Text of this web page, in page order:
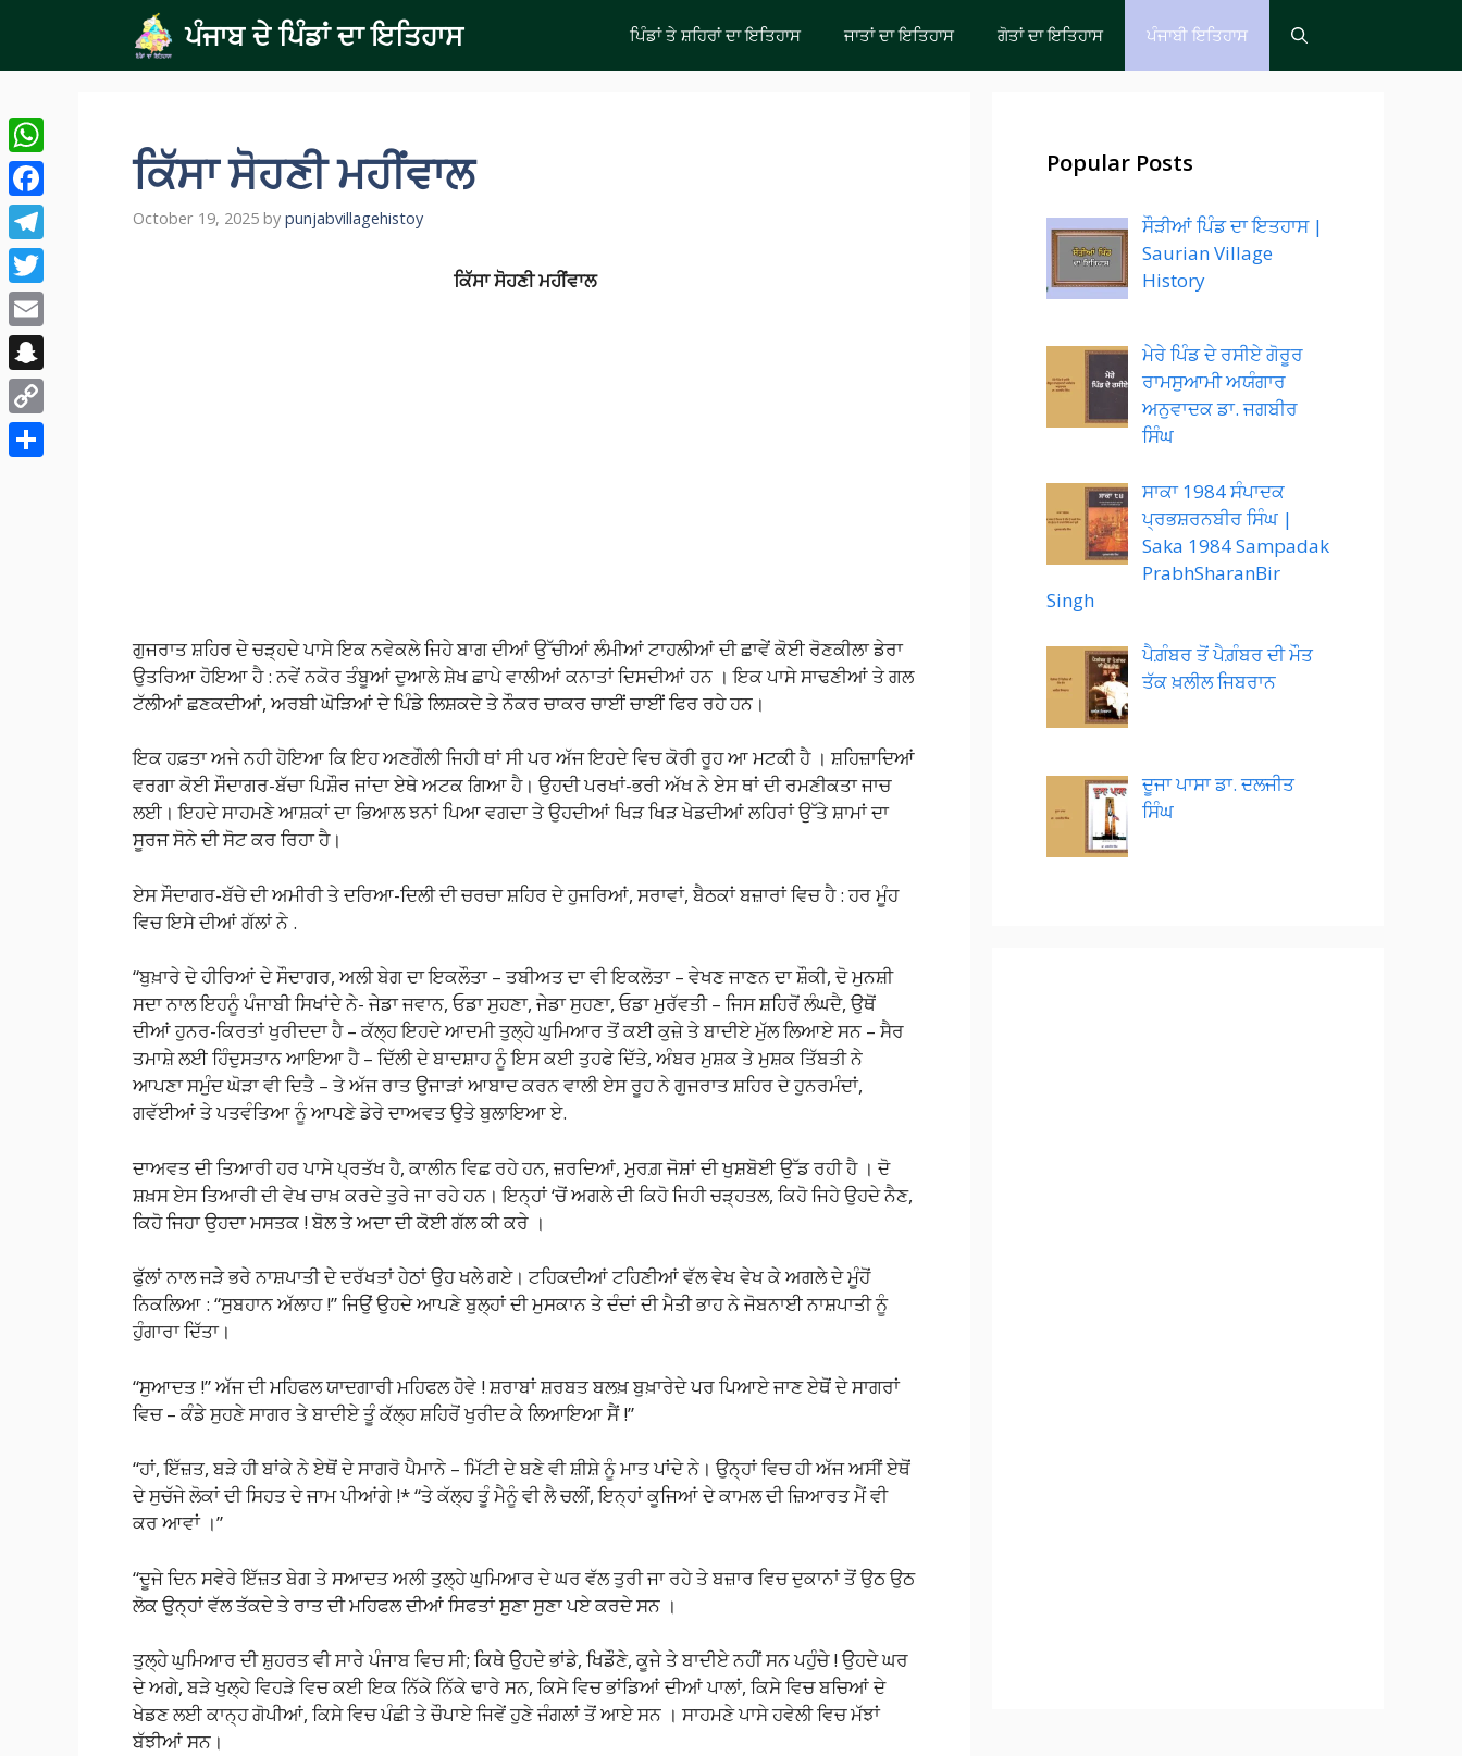
content
ਪੰਜਾਬ ਦੇ ਪਿੰਡਾਂ ਦਾ ਇਤਿਹਾਸ ਪਿੰਡਾਂ ਤੇ ਸ਼ਹਿਰਾਂ ਦਾ ਇਤਿਹਾਸ ਜਾਤਾਂ ਦਾ ਇਤਿਹਾਸ ਗੋਤਾਂ ਦਾ ਇਤਿਹਾਸ ਪੰਜਾਬੀ ਇਤਿਹਾਸ
ਕਿੱਸਾ ਸੋਹਣੀ ਮਹੀਂਵਾਲ
October 19, 2025 by punjabvillagehistoy
ਕਿੱਸਾ ਸੋਹਣੀਮਹੀਂਵਾਲ
ਗੁਜਰਾਤ ਸ਼ਹਿਰ ਦੇ ਚੜ੍ਹਦੇ ਪਾਸੇ ਇਕ ਨਵੇਕਲੇ ਜਿਹੇ ਬਾਗ ਦੀਆਂ ਉੱਚੀਆਂ ਲੰਮੀਆਂ ਟਾਹਲੀਆਂ ਦੀ ਛਾਵੇਂ ਕੋਈ ਰੋਣਕੀਲਾ ਡੇਰਾ
ਉਤਰਿਆ ਹੋਇਆ ਹੈ : ਨਵੇਂ ਨਕੋਰ ਤੰਬੂਆਂ ਦੁਆਲੇ ਸ਼ੇਖ ਛਾਪੇ ਵਾਲੀਆਂ ਕਨਾਤਾਂ ਦਿਸਦੀਆਂ ਹਨ । ਇਕ ਪਾਸੇ ਸਾਢਣੀਆਂ ਤੇ ਗਲ
ਟੱਲੀਆਂ ਛਣਕਦੀਆਂ, ਅਰਬੀ ਘੋੜਿਆਂ ਦੇ ਪਿੰਡੇ ਲਿਸ਼ਕਦੇ ਤੇ ਨੌਕਰ ਚਾਕਰ ਚਾਈਂ ਚਾਈਂ ਫਿਰ ਰਹੇ ਹਨ।
ਇਕ ਹਫ਼ਤਾ ਅਜੇ ਨਹੀ ਹੋਇਆ ਕਿ ਇਹ ਅਣਗੌਲੀ ਜਿਹੀ ਥਾਂ ਸੀ ਪਰ ਅੱਜ ਇਹਦੇ ਵਿਚ ਕੋਰੀ ਰੂਹ ਆ ਮਟਕੀ ਹੈ । ਸ਼ਹਿਜ਼ਾਦਿਆਂ
ਵਰਗਾ ਕੋਈ ਸੌਦਾਗਰ-ਬੱਚਾ ਪਿਸ਼ੌਰ ਜਾਂਦਾ ਏਥੇ ਅਟਕ ਗਿਆ ਹੈ। ਉਹਦੀ ਪਰਖਾਂ-ਭਰੀ ਅੱਖ ਨੇ ਏਸ ਥਾਂ ਦੀ ਰਮਣੀਕਤਾ ਜਾਚ
ਲਈ। ਇਹਦੇ ਸਾਹਮਣੇ ਆਸ਼ਕਾਂ ਦਾ ਭਿਆਲ ਝਨਾਂ ਪਿਆ ਵਗਦਾ ਤੇ ਉਹਦੀਆਂ ਖਿੜ ਖਿੜ ਖੇਡਦੀਆਂ ਲਹਿਰਾਂ ਉੱਤੇ ਸ਼ਾਮਾਂ ਦਾ
ਸੂਰਜ ਸੋਨੇ ਦੀ ਸੋਟ ਕਰ ਰਿਹਾ ਹੈ।
ਏਸ ਸੌਦਾਗਰ-ਬੱਚੇ ਦੀ ਅਮੀਰੀ ਤੇ ਦਰਿਆ-ਦਿਲੀ ਦੀ ਚਰਚਾ ਸ਼ਹਿਰ ਦੇ ਹੁਜਰਿਆਂ, ਸਰਾਵਾਂ, ਬੈਠਕਾਂ ਬਜ਼ਾਰਾਂ ਵਿਚ ਹੈ : ਹਰ ਮੂੰਹ
ਵਿਚ ਇਸੇ ਦੀਆਂ ਗੱਲਾਂ ਨੇ .
“ਬੁਖ਼ਾਰੇ ਦੇ ਹੀਰਿਆਂ ਦੇ ਸੌਦਾਗਰ, ਅਲੀ ਬੇਗ ਦਾ ਇਕਲੌਤਾ – ਤਬੀਅਤ ਦਾ ਵੀ ਇਕਲੋਤਾ – ਵੇਖਣ ਜਾਣਨ ਦਾ ਸ਼ੌਕੀ, ਦੋ ਮੁਨਸ਼ੀ
ਸਦਾ ਨਾਲ ਇਹਨੂੰ ਪੰਜਾਬੀ ਸਿਖਾਂਦੇ ਨੇ- ਜੇਡਾ ਜਵਾਨ, ਓਡਾ ਸੁਹਣਾ, ਜੇਡਾ ਸੁਹਣਾ, ਓਡਾ ਮੁਰੱਵਤੀ – ਜਿਸ ਸ਼ਹਿਰੋਂ ਲੰਘਦੈ, ਉਥੋਂ
ਦੀਆਂ ਹੁਨਰ-ਕਿਰਤਾਂ ਖੁਰੀਦਦਾ ਹੈ – ਕੱਲ੍ਹ ਇਹਦੇ ਆਦਮੀ ਤੁਲ੍ਹੇ ਘੁਮਿਆਰ ਤੋਂ ਕਈ ਕੁਜ਼ੇ ਤੇ ਬਾਦੀਏ ਮੁੱਲ ਲਿਆਏ ਸਨ – ਸੈਰ
ਤਮਾਸ਼ੇ ਲਈ ਹਿੰਦੁਸਤਾਨ ਆਇਆ ਹੈ – ਦਿੱਲੀ ਦੇ ਬਾਦਸ਼ਾਹ ਨੂੰ ਇਸ ਕਈ ਤੁਹਫੇ ਦਿੱਤੇ, ਅੰਬਰ ਮੁਸ਼ਕ ਤੇ ਮੁਸ਼ਕ ਤਿੱਬਤੀ ਨੇ
ਆਪਣਾ ਸਮੁੰਦ ਘੋੜਾ ਵੀ ਦਿਤੈ – ਤੇ ਅੱਜ ਰਾਤ ਉਜਾੜਾਂ ਆਬਾਦ ਕਰਨ ਵਾਲੀ ਏਸ ਰੂਹ ਨੇ ਗੁਜਰਾਤ ਸ਼ਹਿਰ ਦੇ ਹੁਨਰਮੰਦਾਂ,
ਗਵੱਈਆਂ ਤੇ ਪਤਵੰਤਿਆ ਨੂੰ ਆਪਣੇ ਡੇਰੇ ਦਾਅਵਤ ਉਤੇ ਬੁਲਾਇਆ ਏ.
ਦਾਅਵਤ ਦੀ ਤਿਆਰੀ ਹਰ ਪਾਸੇ ਪ੍ਰਤੱਖ ਹੈ, ਕਾਲੀਨ ਵਿਛ ਰਹੇ ਹਨ, ਜ਼ਰਦਿਆਂ, ਮੁਰਗ਼ ਜੋਸ਼ਾਂ ਦੀ ਖੁਸ਼ਬੋਈ ਉੱਡ ਰਹੀ ਹੈ । ਦੋ
ਸ਼ਖ਼ਸ ਏਸ ਤਿਆਰੀ ਦੀ ਵੇਖ ਚਾਖ਼ ਕਰਦੇ ਤੁਰੇ ਜਾ ਰਹੇ ਹਨ। ਇਨ੍ਹਾਂ ‘ਚੋਂ ਅਗਲੇ ਦੀ ਕਿਹੋ ਜਿਹੀ ਚੜ੍ਹਤਲ, ਕਿਹੋ ਜਿਹੇ ਉਹਦੇ ਨੈਣ,
ਕਿਹੋ ਜਿਹਾ ਉਹਦਾ ਮਸਤਕ ! ਬੋਲ ਤੇ ਅਦਾ ਦੀ ਕੋਈ ਗੱਲ ਕੀ ਕਰੇ ।
ਫੁੱਲਾਂ ਨਾਲ ਜੜੇ ਭਰੇ ਨਾਸ਼ਪਾਤੀ ਦੇ ਦਰੱਖਤਾਂ ਹੇਠਾਂ ਉਹ ਖਲੇ ਗਏ। ਟਹਿਕਦੀਆਂ ਟਹਿਣੀਆਂ ਵੱਲ ਵੇਖ ਵੇਖ ਕੇ ਅਗਲੇ ਦੇ ਮੂੰਹੋਂ
ਨਿਕਲਿਆ : “ਸੁਬਹਾਨ ਅੱਲਾਹ !” ਜਿਉਂ ਉਹਦੇ ਆਪਣੇ ਬੁਲ੍ਹਾਂ ਦੀ ਮੁਸਕਾਨ ਤੇ ਦੰਦਾਂ ਦੀ ਮੈਤੀ ਭਾਹ ਨੇ ਜੋਬਨਾਈ ਨਾਸ਼ਪਾਤੀ ਨੂੰ
ਹੁੰਗਾਰਾ ਦਿੱਤਾ।
“ਸੁਆਦਤ !” ਅੱਜ ਦੀ ਮਹਿਫਲ ਯਾਦਗਾਰੀ ਮਹਿਫਲ ਹੋਵੇ ! ਸ਼ਰਾਬਾਂ ਸ਼ਰਬਤ ਬਲਖ਼ ਬੁਖ਼ਾਰੇਦੇ ਪਰ ਪਿਆਏ ਜਾਣ ਏਥੋਂ ਦੇ ਸਾਗਰਾਂ
ਵਿਚ – ਕੰਡੇ ਸੁਹਣੇ ਸਾਗਰ ਤੇ ਬਾਦੀਏ ਤੂੰ ਕੱਲ੍ਹ ਸ਼ਹਿਰੋਂ ਖੁਰੀਦ ਕੇ ਲਿਆਇਆ ਸੈਂ !”
“ਹਾਂ, ਇੱਜ਼ਤ, ਬੜੇ ਹੀ ਬਾਂਕੇ ਨੇ ਏਥੋਂ ਦੇ ਸਾਗਰੋ ਪੈਮਾਨੇ – ਮਿੱਟੀ ਦੇ ਬਣੇ ਵੀ ਸ਼ੀਸ਼ੇ ਨੂੰ ਮਾਤ ਪਾਂਦੇ ਨੇ। ਉਨ੍ਹਾਂ ਵਿਚ ਹੀ ਅੱਜ ਅਸੀਂ ਏਥੋਂ
ਦੇ ਸੁਚੱਜੇ ਲੋਕਾਂ ਦੀ ਸਿਹਤ ਦੇ ਜਾਮ ਪੀਆਂਗੇ !* “ਤੇ ਕੱਲ੍ਹ ਤੂੰ ਮੈਨੂੰ ਵੀ ਲੈ ਚਲੀਂ, ਇਨ੍ਹਾਂ ਕੂਜਿਆਂ ਦੇ ਕਾਮਲ ਦੀ ਜ਼ਿਆਰਤ ਮੈਂ ਵੀ
ਕਰ ਆਵਾਂ ।”
“ਦੂਜੇ ਦਿਨ ਸਵੇਰੇ ਇੱਜ਼ਤ ਬੇਗ ਤੇ ਸਆਦਤ ਅਲੀ ਤੁਲ੍ਹੇ ਘੁਮਿਆਰ ਦੇ ਘਰ ਵੱਲ ਤੁਰੀ ਜਾ ਰਹੇ ਤੇ ਬਜ਼ਾਰ ਵਿਚ ਦੁਕਾਨਾਂ ਤੋਂ ਉਠ ਉਠ
ਲੋਕ ਉਨ੍ਹਾਂ ਵੱਲ ਤੱਕਦੇ ਤੇ ਰਾਤ ਦੀ ਮਹਿਫਲ ਦੀਆਂ ਸਿਫਤਾਂ ਸੁਣਾ ਸੁਣਾ ਪਏ ਕਰਦੇ ਸਨ ।
ਤੁਲ੍ਹੇ ਘੁਮਿਆਰ ਦੀ ਸ਼ੁਹਰਤ ਵੀ ਸਾਰੇ ਪੰਜਾਬ ਵਿਚ ਸੀ; ਕਿਥੇ ਉਹਦੇ ਭਾਂਡੇ, ਖਿਡੌਣੇ, ਕੂਜੇ ਤੇ ਬਾਦੀਏ ਨਹੀਂ ਸਨ ਪਹੁੰਚੇ ! ਉਹਦੇ ਘਰ
ਦੇ ਅਗੇ, ਬੜੇ ਖੁਲ੍ਹੇ ਵਿਹੜੇ ਵਿਚ ਕਈ ਇਕ ਨਿੱਕੇ ਨਿੱਕੇ ਢਾਰੇ ਸਨ, ਕਿਸੇ ਵਿਚ ਭਾਂਡਿਆਂ ਦੀਆਂ ਪਾਲਾਂ, ਕਿਸੇ ਵਿਚ ਬਚਿਆਂ ਦੇ
ਖੇਡਣ ਲਈ ਕਾਨ੍ਹ ਗੋਪੀਆਂ, ਕਿਸੇ ਵਿਚ ਪੰਛੀ ਤੇ ਚੌਪਾਏ ਜਿਵੇਂ ਹੁਣੇ ਜੰਗਲਾਂ ਤੋਂ ਆਏ ਸਨ । ਸਾਹਮਣੇ ਪਾਸੇ ਹਵੇਲੀ ਵਿਚ ਮੱਝਾਂ
ਬੱਝੀਆਂ ਸਨ।
Popular Posts
ਸੌੜੀਆਂ ਪਿੰਡ ਦਾ ਇਤਹਾਸ |
Saurian Village
History
ਮੇਰੇ ਪਿੰਡ ਦੇ ਰਸੀਏ ਗੋਰੂਰ
ਰਾਮਸੁਆਮੀ ਅਯੰਗਾਰ
ਅਨੁਵਾਦਕ ਡਾ. ਜਗਬੀਰ
ਸਿੰਘ
ਸਾਕਾ 1984 ਸੰਪਾਦਕ
ਪ੍ਰਭਸ਼ਰਨਬੀਰ ਸਿੰਘ |
Saka 1984 Sampadak
PrabhSharanBir
Singh
ਪੈਗ਼ੰਬਰ ਤੋਂ ਪੈਗ਼ੰਬਰ ਦੀ ਮੌਤ
ਤੱਕ ਖ਼ਲੀਲ ਜਿਬਰਾਨ
ਦੂਜਾ ਪਾਸਾ ਡਾ. ਦਲਜੀਤ
ਸਿੰਘ
WhatsApp
Facebook
Telegram
Twitter
Email
Snapchat
Copy
Link